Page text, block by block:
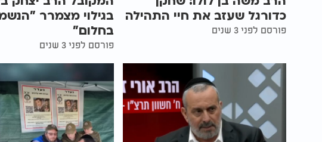
כדורגל שעזב את חיי התהילה
פורסם לפני 3 שנים
בגילוי מצמרר
בחלום"
פורסם לפני 3 שנים